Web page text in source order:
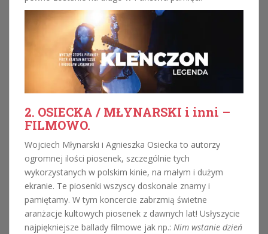
2. OSIECKA / MŁYNARSKI i inni –
FILMOWO.
Wojciech Młynarski i Agnieszka Osiecka to autorzy
ogromnej ilości piosenek, szczególnie tych
wykorzystanych w polskim kinie, na małym i dużym
ekranie. Te piosenki wszyscy doskonale znamy i
pamiętamy. W tym koncercie zabrzmią świetne
aranżacje kultowych piosenek z dawnych lat! Usłyszycie
najpiękniejsze ballady filmowe jak np.: Nim wstanie dzień